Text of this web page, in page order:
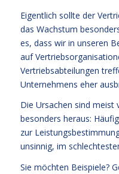
Eigentlich sollte der
das Wachstum
es, dass wir in unseren
auf
Vertriebsabteilungen
Unternehmens eher
Die Ursachen sind meist
besonders heraus:
zur
unsinnig, im
Sie möchten Beispiele?